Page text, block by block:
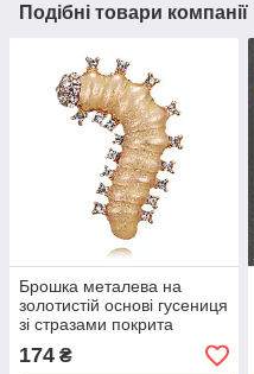
Подібні товари компанії
Брошка металева на
золотистій основі гусениця
зі стразами покрита
емаллю розмір виробу
30х30 мм
174 ₴